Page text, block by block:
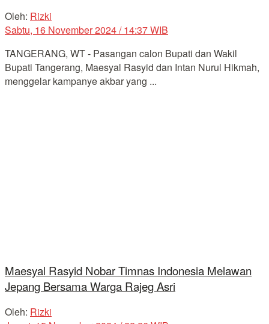
Oleh: Rizki
Sabtu, 16 November 2024 / 14:37 WIB
TANGERANG, WT - Pasangan calon Bupati dan Wakil
Bupati Tangerang, Maesyal Rasyid dan Intan Nurul Hikmah,
menggelar kampanye akbar yang ...
Maesyal Rasyid Nobar Timnas Indonesia Melawan
Jepang Bersama Warga Rajeg Asri
Oleh: Rizki